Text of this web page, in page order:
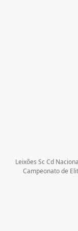
Leixões Sc Cd
Campeonato de